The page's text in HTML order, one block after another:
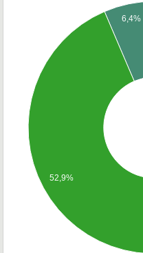
6,4%
52,9%